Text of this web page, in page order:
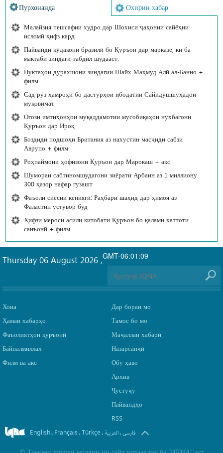
Пурхонанда Охирин хабар
Малайзия пешсафии худро дар Шохиси ҷаҳонии сайёҳии
исломӣ ҳифз кард
Пайванди кӯдакони бразилӣ бо Қуръон дар марказе, ки ба
мактаби зиндагӣ табдил шудааст.
Нуктаҳои дурахшони зиндагии Шайх Маҳмуд Алӣ ал-Банно +
филм
Сад рӯз ҳамроҳӣ бо дастурҳои ибодатии Сайидушшуҳадои
муқовимат
Оғози имтиҳонҳои муқаддамотии мусобиқаҳои нухбагони
Қуръон дар Ироқ
Боздиди подшоҳи Британия аз нахустин масҷиди сабзи
Аврупо + филм
Роҳпаймоии ҳофизони Қуръон дар Марокаш + акс
Шумораи сабтиномшудагони зиёрати Арбаин аз 1 миллиону
300 ҳазор нафар гузашт
Фаъоли сиёсии кениягӣ: Раҳбари шаҳид дар ҳимоя аз
Фаластин устувор буд
Ҳифзи мероси асили китобати Қуръон бо қалами хаттоти
санъонӣ + филм
GMT-06:01:09
Thursday 06 August 2026 ,
Хона
Ҳамаи хабарҳо
Фаъолиятҳои қуръонӣ
Байналмиллал
Филм ва акс
Дар бораи мо
Тамос бо мо
Маҷаллаи хабарӣ
Назарсанҷӣ
Обу ҳаво
Архив
Ҷустуҷӯ
Пайвандҳо
RSS
English. Français.Türkçe. العربیة.فارسی